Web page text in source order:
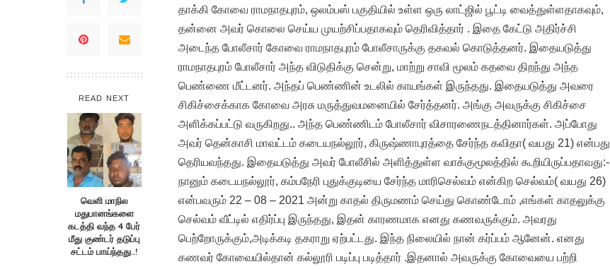
READ NEXT
வெளி மாநில
மதுபானங்களை
கடத்தி வந்த 4 பேர்
மீது குண்டர் தடுப்பு
சட்டம் பாய்ந்தது..!
தாக்கி கோவை ராமநாதபுரம், ஒலம்பஸ் பகுதியில் உள்ள ஒரு லாட்ஜில் பூட்டி வைத்துள்ளதாகவும்,
தன்னை அவர் கொலை செய்ய முயற்சிப்பதாகவும் தெரிவித்தார் . இதை கேட்டு அதிர்ச்சி
அடைந்த போலீசார் கோவை ராமநாதபுரம் போலீசாருக்கு தகவல் கொடுத்தனர். இதையடுத்து
ராமநாதபுரம் போலீசார் அந்த விடுதிக்கு சென்று, மாற்று சாவி மூலம் கதவை திறந்து அந்த
பெண்ணை மீட்டனர். அந்தப் பெண்ணின் உடலில் காயங்கள் இருந்தது. இதையடுத்து அவரை
சிகிச்சைக்காக கோவை அரசு மருத்துவமனையில் சேர்த்தனர். அங்கு அவருக்கு சிகிச்சை
அளிக்கப்பட்டு வருகிறது.. அந்த பெண்ணிடம் போலீசார் விசாரணைநடத்தினார்கள். அப்போது
அவர் தென்காசி மாவட்டம் கடையநல்லூர், கிருஷ்ணாபுரத்தை சேர்ந்த கவிதா( வயது 21) என்பது
தெரியவந்தது. இதையடுத்து அவர் போலீசில் அளித்துள்ள வாக்குமூலத்தில் கூறியிருப்பதாவது:-
நானும் கடையநல்லூர், கம்பநேரி புதுக்குடியை சேர்ந்த மாரிசெல்வம் என்கிற செல்வம்( வயது 26)
என்பவரும் 22 – 08 – 2021 அன்று காதல் திருமணம் செய்து கொண்டோம் ,எங்கள் காதலுக்கு
செல்வம் வீட்டில் எதிர்ப்பு இருந்தது, இதன் காரணமாக எனது கணவருக்கும். அவரது
பெற்றோருக்கும்,அடிக்கடி தகராறு ஏற்பட்டது. இந்த நிலையில் நான் கர்ப்பம் ஆனேன். எனது
கணவர் கோவையில்தான் கல்லூரி படிப்பு படித்தார் .இதனால் அவருக்கு கோவையை பற்றி